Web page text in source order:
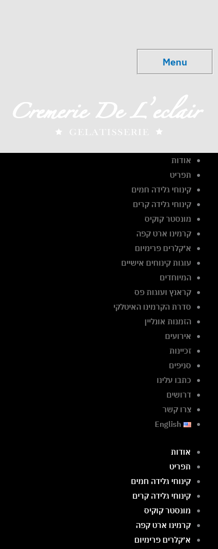
Menu
אודות
תפריט
קינוחי גלידה חמים
קינוחי גלידה קרים
מונסטר קוקיס
קרמינו ארט קפה
א׳קלרים פרימיום
עוגות קינוחים אישיים
המיוחדים
קראנץ ועוגות פס
סדרת הקרמינו האיטלקי
הזמנות אונליין
אירועים
זכיינות
סניפים
כתבו עלינו
דרושים
צרו קשר
English
אודות
תפריט
קינוחי גלידה חמים
קינוחי גלידה קרים
מונסטר קוקיס
קרמינו ארט קפה
א׳קלרים פרימיום